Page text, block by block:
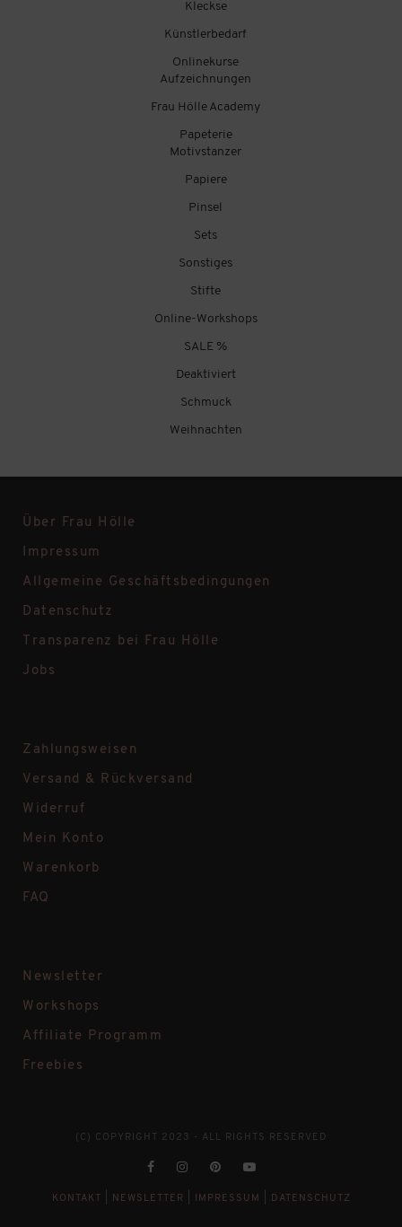
Kleckse
Künstlerbedarf
Onlinekurse
Aufzeichnungen
Frau Hölle Academy
Papeterie
Motivstanzer
Papiere
Pinsel
Sets
Sonstiges
Stifte
Online-Workshops
SALE %
Deaktiviert
Schmuck
Weihnachten
Über Frau Hölle
Impressum
Allgemeine Geschäftsbedingungen
Datenschutz
Transparenz bei Frau Hölle
Jobs
Zahlungsweisen
Versand & Rückversand
Widerruf
Mein Konto
Warenkorb
FAQ
Newsletter
Workshops
Affiliate Programm
Freebies
(C) COPYRIGHT 2023 - ALL RIGHTS RESERVED
KONTAKT NEWSLETTER IMPRESSUM DATENSCHUTZ